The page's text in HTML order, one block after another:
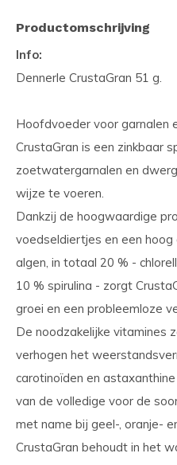
Productomschrijving
Info:
Dennerle CrustaGran 51 g.
Hoofdvoeder voor garnalen
CrustaGran is een zinkbaar
zoetwatergarnalen en
wijze te voeren.
Dankzij de hoogwaardige
voedseldiertjes en een
algen, in totaal 20 % -
10 % spirulina - zorgt
groei en een probleemloze
De noodzakelijke vitamines
verhogen het
carotinoïden en
van de volledige voor de
met name bij geel-, oranje-
CrustaGran behoudt in het